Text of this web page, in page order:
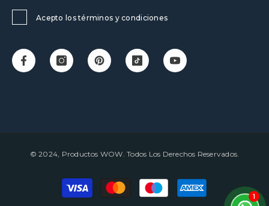
Acepto los términos y condiciones
© 2024, Productos WOW. Todos Los Derechos Reservados.
Payment
methods
1